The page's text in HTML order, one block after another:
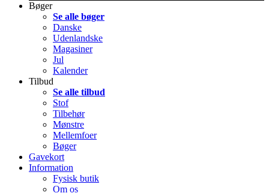
Bøger
Se alle bøger
Danske
Udenlandske
Magasiner
Jul
Kalender
Tilbud
Se alle tilbud
Stof
Tilbehør
Mønstre
Mellemfoer
Bøger
Gavekort
Information
Fysisk butik
Om os